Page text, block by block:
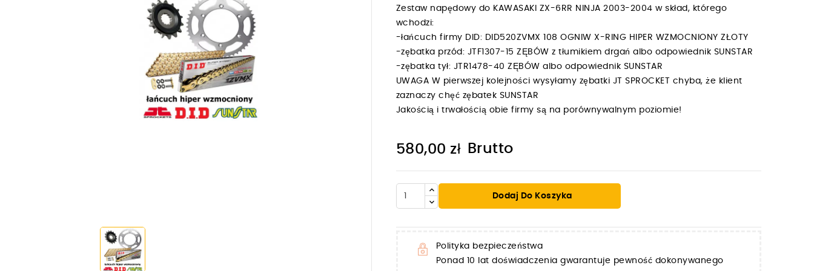
Zestaw napędowy do KAWASAKI ZX-6RR NINJA 2003-2004 w skład, którego
wchodzi:
-łańcuch firmy DID: DID520ZVMX 108 OGNIW X-RING HIPER WZMOCNIONY ZŁOTY
-zębatka przód: JTF1307-15 ZĘBÓW z tłumikiem drgań albo odpowiednik SUNSTAR
-zębatka tył: JTR1478-40 ZĘBÓW albo odpowiednik SUNSTAR
UWAGA W pierwszej kolejności wysyłamy zębatki JT SPROCKET chyba, że klient
zaznaczy chęć zębatek SUNSTAR
Jakością i trwałością obie firmy są na porównywalnym poziomie!
580,00 zł Brutto
Dodaj Do Koszyka
Polityka bezpieczeństwa
Ponad 10 lat doświadczenia gwarantuje pewność dokonywanego